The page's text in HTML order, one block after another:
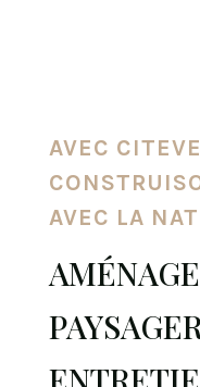
AVEC
AVEC LA